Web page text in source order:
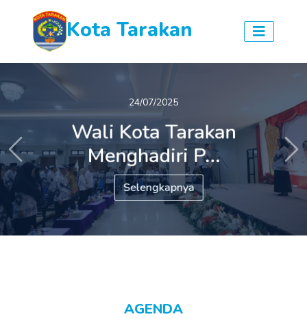
Kota Tarakan
24/07/2025
Wali Kota Tarakan
Menghadiri P...
Selengkapnya
Previous
AGENDA